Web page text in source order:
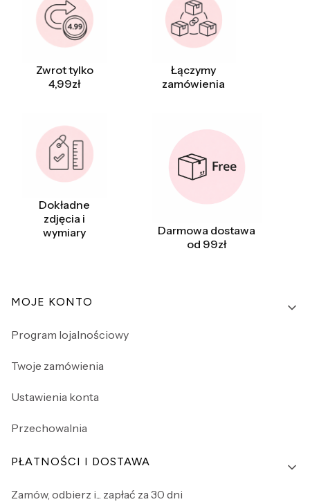
Zwrot tylko
4,99zł
Łączymy
zamówienia
Dokładne
zdjęcia i
wymiary
Darmowa dostawa
od 99zł
Linki w stopce
MOJE KONTO
Program lojalnościowy
Twoje zamówienia
Ustawienia konta
Przechowalnia
PŁATNOŚCI I DOSTAWA
Zamów, odbierz i... zapłać za 30 dni